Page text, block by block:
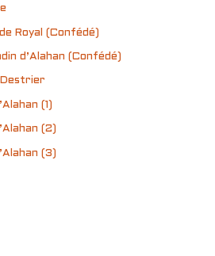
Royal (Confédé)
d’Alahan (Confédé)
(1)
(2)
(3)